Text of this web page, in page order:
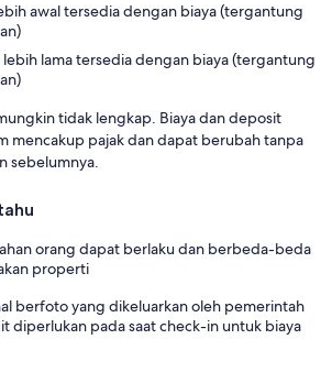
awal tersedia dengan biaya (tergantung
lama tersedia dengan biaya (tergantung
tidak lengkap. Biaya dan deposit
mencakup pajak dan dapat berubah tanpa
sebelumnya.
orang dapat berlaku dan berbeda-beda
properti
berfoto yang dikeluarkan oleh pemerintah
diperlukan pada saat check-in untuk biaya